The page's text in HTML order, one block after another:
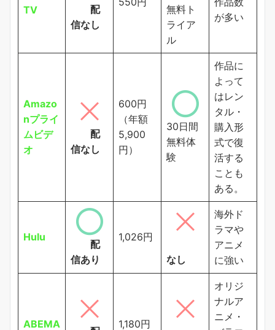
TV
配
信なし
無料ト
ライア
ル
が多い
Amazo
nプライ
ムビデ
オ
配
信なし
600円
（年額
5,900
円）
30日間
無料体
験
作品に
よって
はレン
タル・
購入形
式で復
活する
ことも
ある。
Hulu
配
信あり
1,026円
なし
海外ド
ラマや
アニメ
に強い
ABEMA
1,180円
オリジ
ナルア
ニメ・